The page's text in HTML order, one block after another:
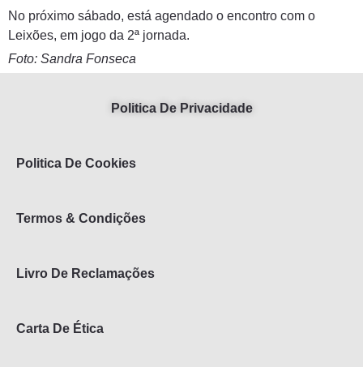
No próximo sábado, está agendado o encontro com o
Leixões, em jogo da 2ª jornada.
Foto: Sandra Fonseca
Politica De Privacidade
Politica De Cookies
Termos & Condições
Livro De Reclamações
Carta De Ética